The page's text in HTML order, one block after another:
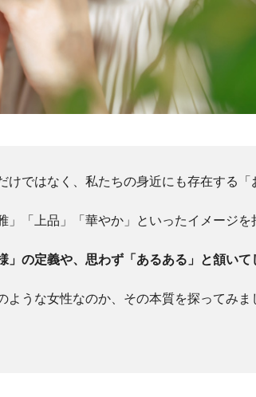
けではなく、私たちの身近にも存在する「
」「上品」「華やか」といったイメージを
」の定義や、思わず「あるある」と頷い
ような女性なのか、その本質を探ってみま